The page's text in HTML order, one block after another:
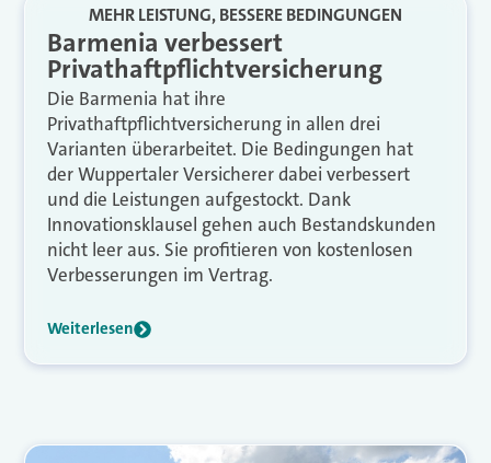
MEHR LEISTUNG, BESSERE BEDINGUNGEN
Barmenia verbessert
Privathaftpflichtversicherung
Die Barmenia hat ihre
Privathaftpflichtversicherung in allen drei
Varianten überarbeitet. Die Bedingungen hat
der Wuppertaler Versicherer dabei verbessert
und die Leistungen aufgestockt. Dank
Innovationsklausel gehen auch Bestandskunden
nicht leer aus. Sie profitieren von kostenlosen
Verbesserungen im Vertrag.
Weiterlesen